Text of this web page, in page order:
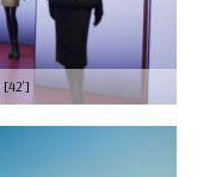
[42’]